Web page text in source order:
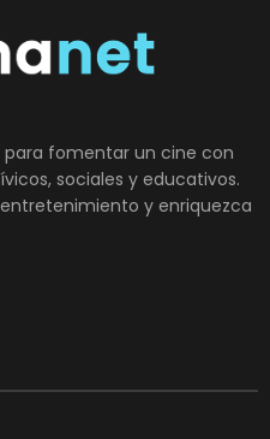
fomentar un cine con
sociales y educativos.
y enriquezca